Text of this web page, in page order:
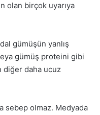
olan birçok uyarıya
gümüşün yanlış
gümüş proteini gibi
diğer daha ucuz
sebep olmaz. Medyada